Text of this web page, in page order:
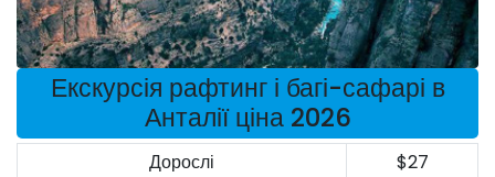
Екскурсія рафтинг і багі-сафарі в
Анталії ціна 2026
Дорослі
$27